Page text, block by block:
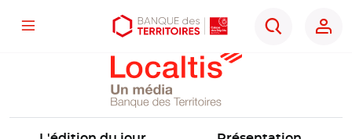
Aller
Aller
Ouvrir
d'accessibilité
Menu
Rechercher
Localtis